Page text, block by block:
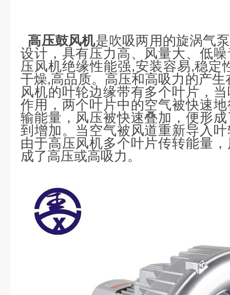
高压鼓风机是吹吸两用的旋涡气
设计，具有压力高、风量大、低
压风机绝缘性能强,安装容易,稳定
干燥,高品质。高压和高吸力的产
风机的叶轮边缘带有多个叶片，
作用，两个叶片中的空气被快速
输能量，风压被快速叠加，便形
到增加。当空气被风道重新导入
由于高压风机多个叶片传转能量
成了高压或高吸力。